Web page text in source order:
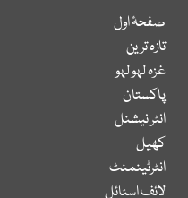
صفحۂ اول
تازہ ترین
غزہ لہو لہو
پاکستان
انٹر نیشنل
کھیل
انٹرٹینمنٹ
لائف اسٹائل